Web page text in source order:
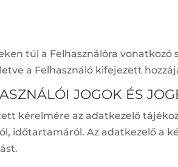
túl a Felhasználóra
a Felhasználó kifejezett
JOGOK ÉS
kérelmére az adatkezelő
időtartamáról. Az adatkezelő a